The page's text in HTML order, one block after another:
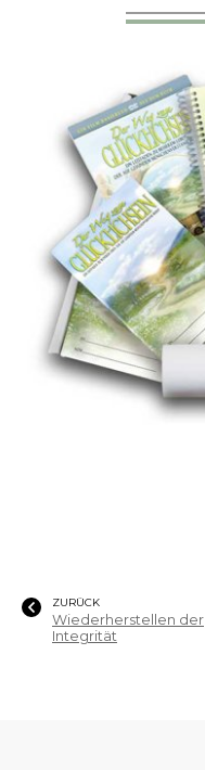
ZURÜCK
Wiederherstellen der
Integrität